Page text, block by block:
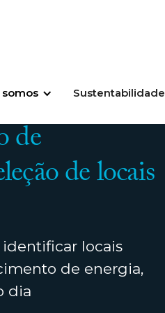
Sustentabilidade
de
de locais
locais
de energia,
dia